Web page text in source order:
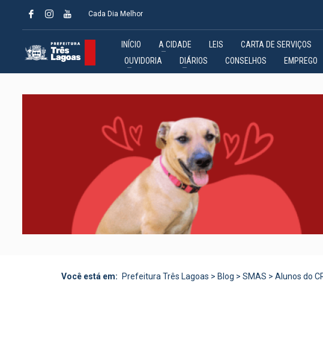
Cada Dia Melhor
INÍCIO A CIDADE LEIS CARTA DE SERVIÇOS
OUVIDORIA
DIÁRIOS CONSELHOS EMPREGO
Você está em: Prefeitura Três Lagoas > Blog > SMAS > Alunos do